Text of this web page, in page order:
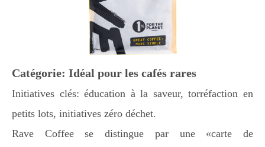
Catégorie: Idéal pour les cafés rares
Initiatives clés: éducation à la saveur, torréfaction en
petits lots, initiatives zéro déchet.
Rave Coffee se distingue par une «carte de